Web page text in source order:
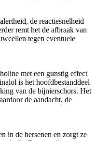
de reactiesnelheid
remt het de afbraak van
tegen eventuele
met een gunstig effect
is het hoofdbestanddeel
van de bijnierschors. Het
de aandacht, de
in de hersenen en zorgt ze